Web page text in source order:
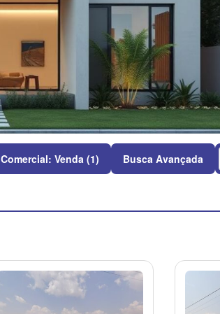
Comercial: Venda (1) Busca Avançada